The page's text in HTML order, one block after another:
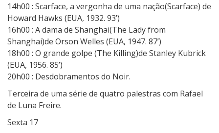
14h00 : Scarface, a vergonha de uma nação(Scarface) de
Howard Hawks (EUA, 1932. 93’)
16h00 : A dama de Shanghai(The Lady from
Shanghai)de Orson Welles (EUA, 1947. 87’)
18h00 : O grande golpe (The Killing)de Stanley Kubrick
(EUA, 1956. 85’)
20h00 : Desdobramentos do Noir.
Terceira de uma série de quatro palestras com Rafael
de Luna Freire.
Sexta 17